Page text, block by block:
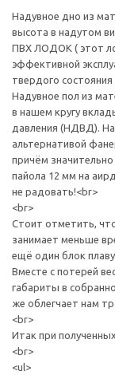
Надувное дно из
высота в надутом
ПВХ ЛОДОК ( этот
эффективной
твердого
Надувное пол из
в нашем кругу
давления (НДВД). На
альтернативой
причём
пайола 12 мм на
не радовать!<br>
<br>
Стоит отметить,
занимает меньше
ещё один блок
Вместе с потерей
габариты в
же облегчает нам
<br>
Итак при
<br>
<ul>